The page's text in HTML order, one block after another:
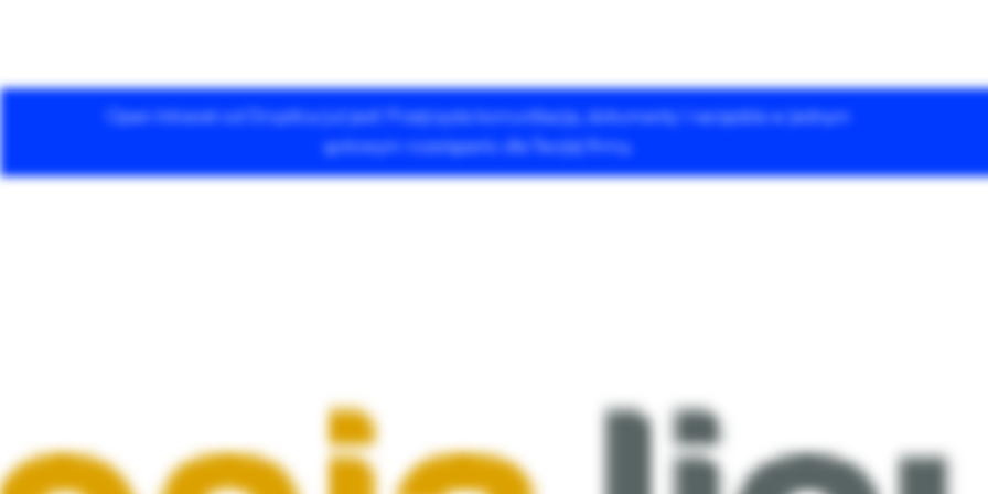
Open Intranet od Droptica już jest! Przejrzysta komunikacja, dokumenty i narzędzia w jednym
gotowym rozwiązaniu dla Twojej firmy.
Usługi Drupala Rozwiązania Drupala